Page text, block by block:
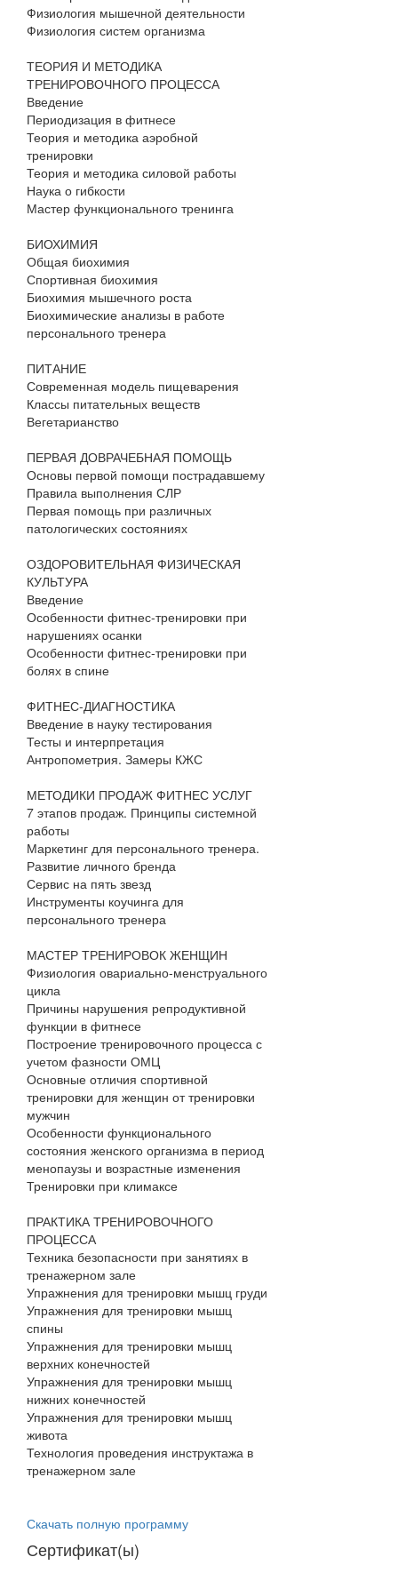
Физиология мышечной деятельности
Физиология систем организма
ТЕОРИЯ И МЕТОДИКА
ТРЕНИРОВОЧНОГО ПРОЦЕССА
Введение
Периодизация в фитнесе
Теория и методика аэробной
тренировки
Теория и методика силовой работы
Наука о гибкости
Мастер функционального тренинга
БИОХИМИЯ
Общая биохимия
Спортивная биохимия
Биохимия мышечного роста
Биохимические анализы в работе
персонального тренера
ПИТАНИЕ
Современная модель пищеварения
Классы питательных веществ
Вегетарианство
ПЕРВАЯ ДОВРАЧЕБНАЯ ПОМОЩЬ
Основы первой помощи пострадавшему
Правила выполнения СЛР
Первая помощь при различных
патологических состояниях
ОЗДОРОВИТЕЛЬНАЯ ФИЗИЧЕСКАЯ
КУЛЬТУРА
Введение
Особенности фитнес-тренировки при
нарушениях осанки
Особенности фитнес-тренировки при
болях в спине
ФИТНЕС-ДИАГНОСТИКА
Введение в науку тестирования
Тесты и интерпретация
Антропометрия. Замеры КЖС
МЕТОДИКИ ПРОДАЖ ФИТНЕС УСЛУГ
7 этапов продаж. Принципы системной
работы
Маркетинг для персонального тренера.
Развитие личного бренда
Сервис на пять звезд
Инструменты коучинга для
персонального тренера
МАСТЕР ТРЕНИРОВОК ЖЕНЩИН
Физиология овариально-менструального
цикла
Причины нарушения репродуктивной
функции в фитнесе
Построение тренировочного процесса с
учетом фазности ОМЦ
Основные отличия спортивной
тренировки для женщин от тренировки
мужчин
Особенности функционального
состояния женского организма в период
менопаузы и возрастные изменения
Тренировки при климаксе
ПРАКТИКА ТРЕНИРОВОЧНОГО
ПРОЦЕССА
Техника безопасности при занятиях в
тренажерном зале
Упражнения для тренировки мышц груди
Упражнения для тренировки мышц
спины
Упражнения для тренировки мышц
верхних конечностей
Упражнения для тренировки мышц
нижних конечностей
Упражнения для тренировки мышц
живота
Технология проведения инструктажа в
тренажерном зале
Скачать полную программу
Сертификат(ы)